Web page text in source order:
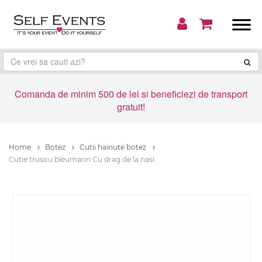
Comanda de minim 500 de lei si beneficiezi de transport
gratuit!
Home Botez
Cutii hainute botez
Cutie trusou bleumarin Cu drag de la nasi